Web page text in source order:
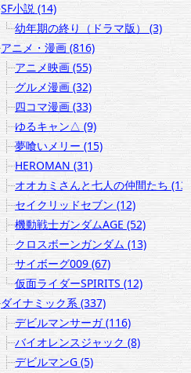
SF小説 (14)
幼年期の終り（ドラマ版） (3)
アニメ・漫画 (816)
アニメ映画 (55)
グルメ漫画 (32)
四コマ漫画 (33)
ゆるキャン△ (9)
夢喰いメリー (15)
HEROMAN (31)
オオカミさんと七人の仲間たち (13)
セイクリッドセブン (12)
機動戦士ガンダムAGE (52)
クロスボーンガンダム (13)
サイボーグ009 (67)
仮面ライダーSPIRITS (12)
ダイナミック系 (337)
デビルマンサーガ (116)
バイオレンスジャック (8)
デビルマンG (5)